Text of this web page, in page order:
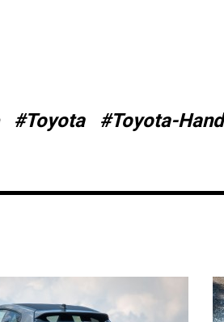
#Toyota #Toyota-